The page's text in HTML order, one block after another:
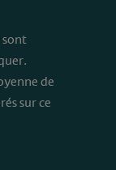
sont
de
sur ce